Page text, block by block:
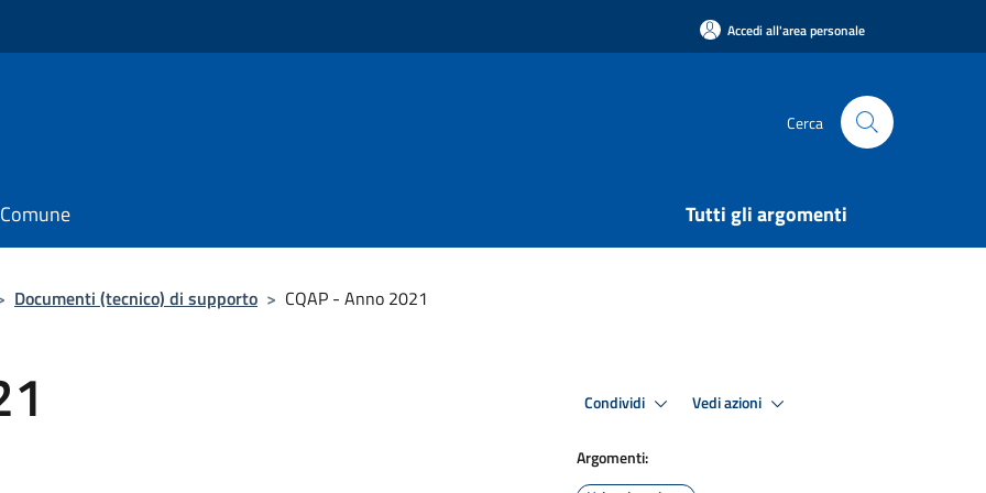
Accedi all'area personale
Cerca
Tutti gli argomenti
Documenti (tecnico) di supporto > CQAP - Anno 2021
Condividi Vedi azioni
Argomenti: